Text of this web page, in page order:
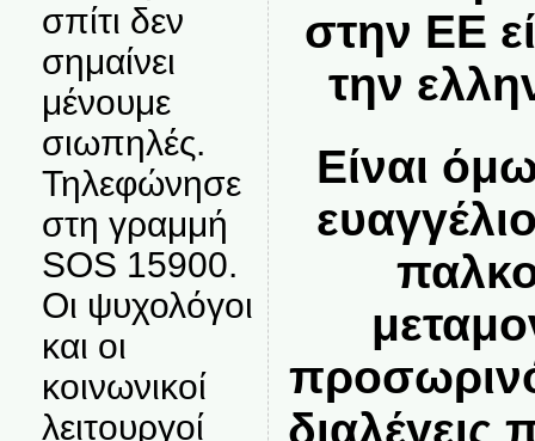
σπίτι δεν
σημαίνει
μένουμε
σιωπηλές.
Τηλεφώνησε
στη γραμμή
SOS 15900.
Οι ψυχολόγοι
και οι
κοινωνικοί
λειτουργοί
στην ΕΕ
την
Είναι
διαλέγεις